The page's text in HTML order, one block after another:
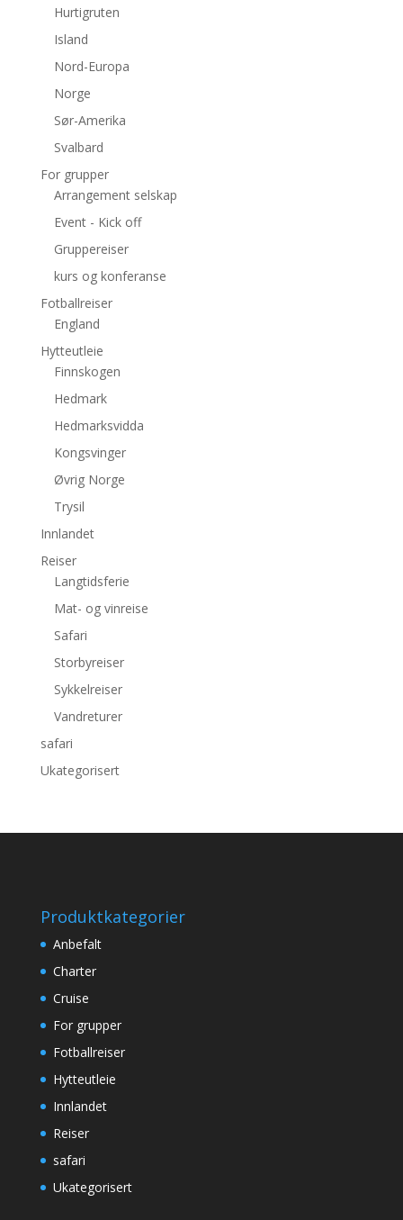
Hurtigruten
Island
Nord-Europa
Norge
Sør-Amerika
Svalbard
For grupper
Arrangement selskap
Event - Kick off
Gruppereiser
kurs og konferanse
Fotballreiser
England
Hytteutleie
Finnskogen
Hedmark
Hedmarksvidda
Kongsvinger
Øvrig Norge
Trysil
Innlandet
Reiser
Langtidsferie
Mat- og vinreise
Safari
Storbyreiser
Sykkelreiser
Vandreturer
safari
Ukategorisert
Produktkategorier
Anbefalt
Charter
Cruise
For grupper
Fotballreiser
Hytteutleie
Innlandet
Reiser
safari
Ukategorisert